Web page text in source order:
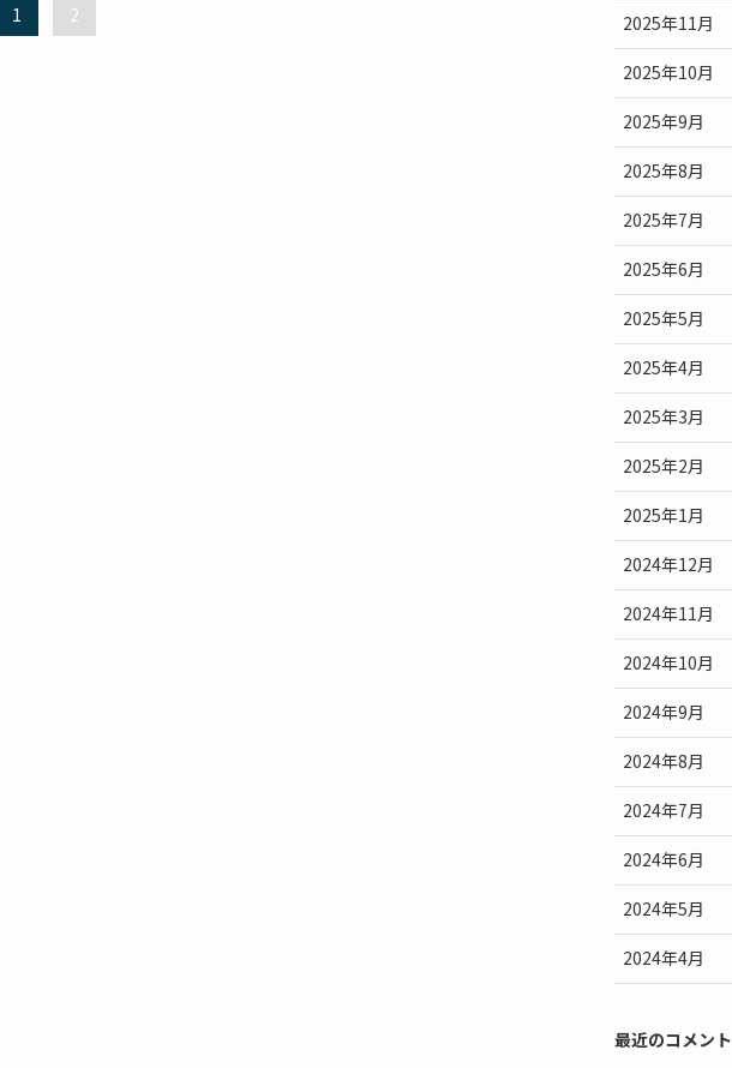
1 2 2025年11月
2025年10月
2025年9月
2025年8月
2025年7月
2025年6月
2025年5月
2025年4月
2025年3月
2025年2月
2025年1月
2024年12月
2024年11月
2024年10月
2024年9月
2024年8月
2024年7月
2024年6月
2024年5月
2024年4月
最近のコメント